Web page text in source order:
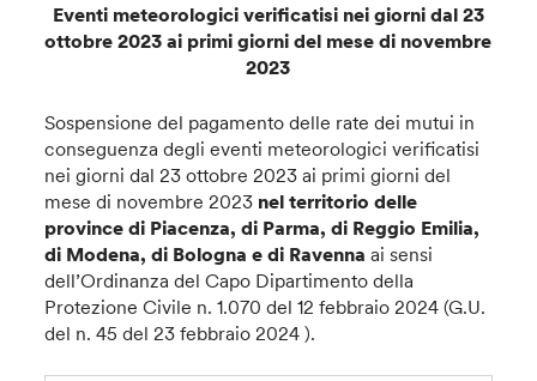
Eventi meteorologici verificatisi nei giorni dal 23
ottobre 2023 ai primi giorni del mese di novembre
2023
Sospensione del pagamento delle rate dei mutui in
conseguenza degli eventi meteorologici verificatisi
nei giorni dal 23 ottobre 2023 ai primi giorni del
mese di novembre 2023 nel territorio delle
province di Piacenza, di Parma, di Reggio Emilia,
di Modena, di Bologna e di Ravenna ai sensi
dell’Ordinanza del Capo Dipartimento della
Protezione Civile n. 1.070 del 12 febbraio 2024 (G.U.
del n. 45 del 23 febbraio 2024 ).